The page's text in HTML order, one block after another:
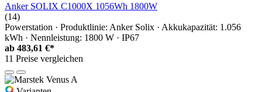
Anker SOLIX C1000X 1056Wh 1800W
(14)
Powerstation · Produktlinie: Anker Solix · Akkukapazität: 1.056
kWh · Nennleistung: 1800 W · IP67
ab 483,61 €*
11 Preise vergleichen